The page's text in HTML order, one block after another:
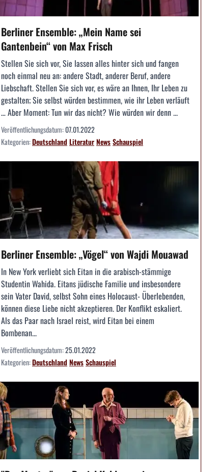
Berliner Ensemble: „Mein Name sei
Gantenbein“ von Max Frisch
Stellen Sie sich vor, Sie lassen alles hinter sich und fangen
noch einmal neu an: andere Stadt, anderer Beruf, andere
Liebschaft. Stellen Sie sich vor, es wäre an Ihnen, Ihr Leben zu
gestalten; Sie selbst würden bestimmen, wie ihr Leben verläuft
… Aber Moment: Tun wir das nicht? Wie würden wir denn ...
Veröffentlichungsdatum:07.01.2022
Kategorien:DeutschlandLiteraturNewsSchauspiel
Berliner Ensemble: „Vögel“ von Wajdi Mouawad
In New York verliebt sich Eitan in die arabisch-stämmige
Studentin Wahida. Eitans jüdische Familie und insbesondere
sein Vater David, selbst Sohn eines Holocaust- Überlebenden,
können diese Liebe nicht akzeptieren. Der Konflikt eskaliert.
Als das Paar nach Israel reist, wird Eitan bei einem
Bombenan...
Veröffentlichungsdatum:25.01.2022
Kategorien:DeutschlandNewsSchauspiel